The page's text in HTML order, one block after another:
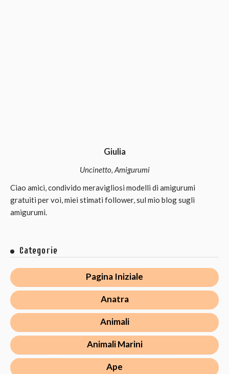
Giulia
Uncinetto, Amigurumi
Ciao amici, condivido meravigliosi modelli di amigurumi
gratuiti per voi, miei stimati follower, sul mio blog sugli
amigurumi.
Categorie
Pagina Iniziale
Anatra
Animali
Animali Marini
Ape